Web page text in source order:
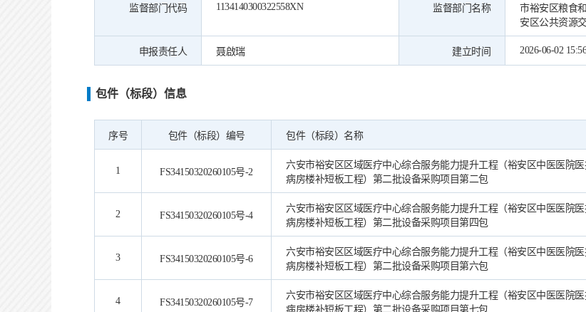
监督部门代码 1134140300322558XN 监督部门名称
市裕安区粮食
安区公共资源
申报责任人 聂啟瑞 建立时间 2026-06-02
包件（标段）信息
序号 包件（标段）编号 包件（标段）名称
1 FS34150320260105号-2
六安市裕安区区域医疗中心综合服务能力提升工程（裕安区中医医院医
病房楼补短板工程）第二批设备采购项目第二包
2 FS34150320260105号-4
六安市裕安区区域医疗中心综合服务能力提升工程（裕安区中医医院医
病房楼补短板工程）第二批设备采购项目第四包
3 FS34150320260105号-6
六安市裕安区区域医疗中心综合服务能力提升工程（裕安区中医医院医
病房楼补短板工程）第二批设备采购项目第六包
4 FS34150320260105号-7
六安市裕安区区域医疗中心综合服务能力提升工程（裕安区中医医院医
病房楼补短板工程）第二批设备采购项目第七包